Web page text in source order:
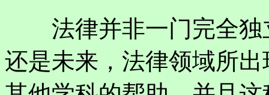
法律并非一门完全独
还是未来，法律领域所